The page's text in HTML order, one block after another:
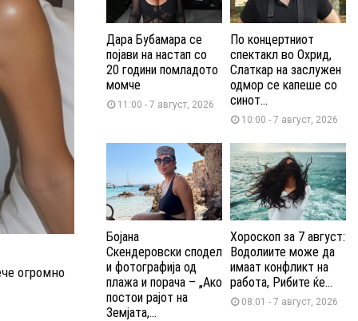
огромно
Дара Бубамара се
појави на настап со
20 години помладото
момче
11:00 - 7 август, 2026
По концертниот
спектакл во Охрид,
Слаткар на заслужен
одмор се капеше со
синот...
10:00 - 7 август, 2026
Бојана
Скендеровски сподел
и фотографија од
плажа и порача – „Ако
постои рајот на
Земјата,...
Хороскоп за 7 август:
Водолиите може да
имаат конфликт на
работа, Рибите ќе...
08:01 - 7 август, 2026